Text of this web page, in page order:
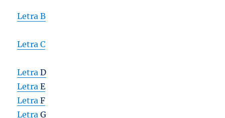
Letra B
Letra C
LetraD
LetraE
LetraF
LetraG